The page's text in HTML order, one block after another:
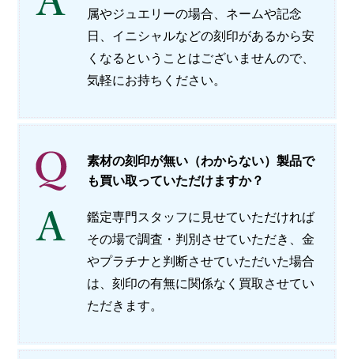
属やジュエリーの場合、ネームや記念
日、イニシャルなどの刻印があるから安
くなるということはございませんので、
気軽にお持ちください。
素材の刻印が無い（わからない）製品で
も買い取っていただけますか？
鑑定専門スタッフに見せていただければ
その場で調査・判別させていただき、金
やプラチナと判断させていただいた場合
は、刻印の有無に関係なく買取させてい
ただきます。